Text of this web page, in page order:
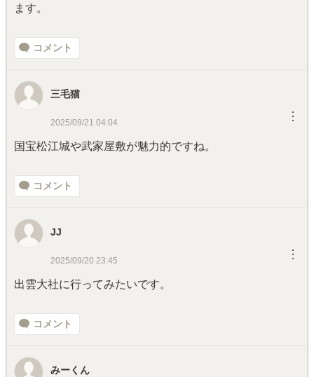
ます。
コメント
三毛猫
2025/09/21 04:04 ︙
国宝松江城や武家屋敷が魅力的ですね。
コメント
JJ
2025/09/20 23:45 ︙
出雲大社に行ってみたいです。
コメント
みーくん